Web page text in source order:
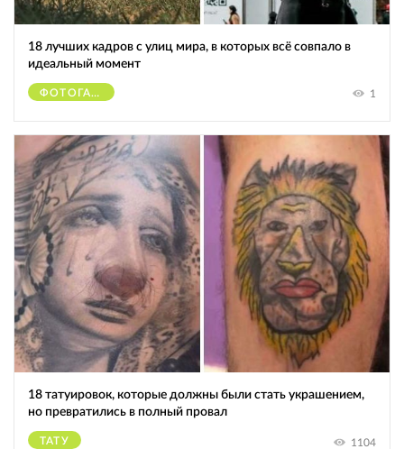
18 лучших кадров с улиц мира, в которых всё совпало в
идеальный момент
ФОТОГАФЫ 1
18 татуировок, которые должны были стать украшением,
но превратились в полный провал
ТАТУ 1104